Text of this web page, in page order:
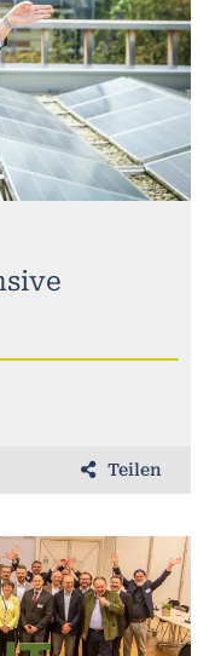
Teilen